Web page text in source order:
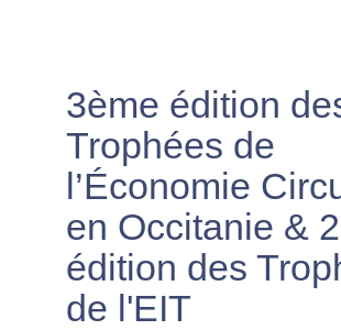
3ème édition
Trophées de
l’Économie
en Occitanie &
édition des
de l'EIT